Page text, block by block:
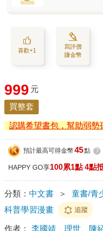
喜歡+1
寫評價
賺金幣
999 元
買整套
認購希望書包，幫助弱勢
預計最高可得金幣 45點 ?
HAPPY GO享100累1點 4點
分類： 中文書 ＞ 童書/青
科普學習漫畫
追蹤
作者： 李國靖、理世、陳